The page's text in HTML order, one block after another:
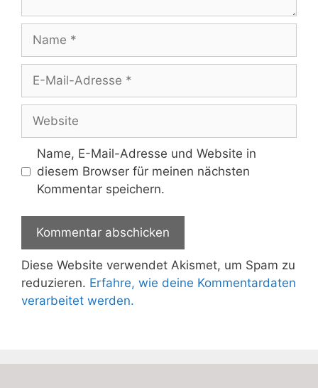
Mail-
Adresse
Name, E-Mail-Adresse und Website in
diesem Browser für meinen nächsten
Kommentar speichern.
Diese Website verwendet Akismet, um Spam zu
reduzieren. Erfahre, wie deine Kommentardaten
verarbeitet werden.